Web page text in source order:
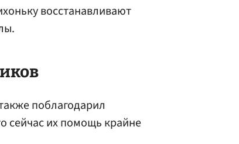
восстанавливают
поблагодарил
сейчас их помощь крайне